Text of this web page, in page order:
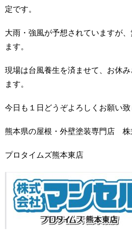
定です。
大雨・強風が予想されていますが
ます。
現場は台風養生を済ませて、お休
ます。
今日も１日どうぞよろしくお願い致
熊本県の屋根・外壁塗装専門店 株
プロタイムズ熊本東店